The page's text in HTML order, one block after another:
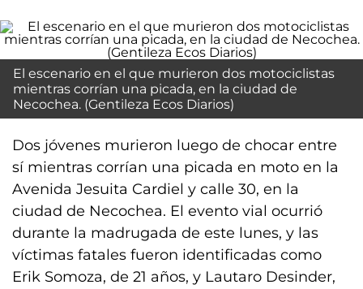
El escenario en el que murieron dos motociclistas
mientras corrían una picada, en la ciudad de
Necochea. (Gentileza Ecos Diarios)
Dos jóvenes murieron luego de chocar entre
sí mientras corrían una picada en moto en la
Avenida Jesuita Cardiel y calle 30, en la
ciudad de Necochea. El evento vial ocurrió
durante la madrugada de este lunes, y las
víctimas fatales fueron identificadas como
Erik Somoza, de 21 años, y Lautaro Desinder,